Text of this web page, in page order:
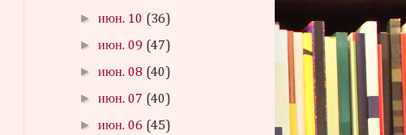
►июн. 10 (36)
►июн. 09 (47)
►июн. 08 (40)
►июн. 07 (40)
►июн. 06 (45)